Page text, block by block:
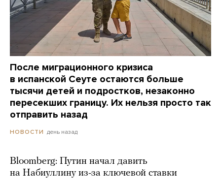
После миграционного кризиса
в испанской Сеуте остаются больше
тысячи детей и подростков, незаконно
пересекших границу. Их нельзя просто так
отправить назад
НОВОСТИ день назад
Bloomberg: Путин начал давить
на Набиуллину из-за ключевой ставки